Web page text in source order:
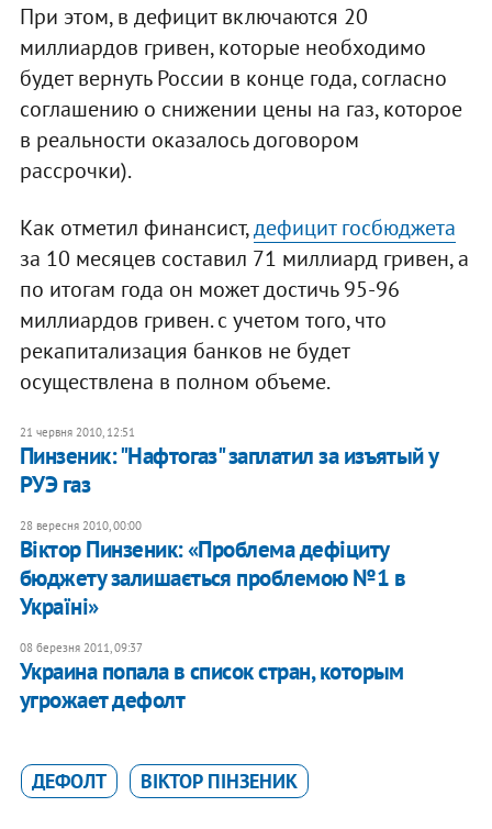
При этом, в дефицит включаются 20
миллиардов гривен, которые необходимо
будет вернуть России в конце года, согласно
соглашению о снижении цены на газ, которое
в реальности оказалось договором
рассрочки).
Как отметил финансист,дефицит госбюджета
за 10 месяцев составил 71 миллиард гривен, а
по итогам года он может достичь 95-96
миллиардов гривен. с учетом того, что
рекапитализация банков не будет
осуществлена в полном объеме.
21 червня 2010, 12:51
Пинзеник: "Нафтогаз" заплатил за изъятый у
РУЭ газ
28 вересня 2010, 00:00
​Віктор Пинзеник: «Проблема дефіциту
бюджету залишається проблемою №1 в
Україні»
08 березня 2011, 09:37
Украина попала в список стран, которым
угрожает дефолт
ДЕФОЛТ ВІКТОР ПІНЗЕНИК